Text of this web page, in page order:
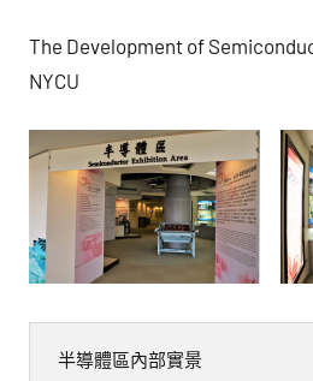
學
發
展
館
NYCU
Museum
The Development of
NYCU
半導體區內部實景